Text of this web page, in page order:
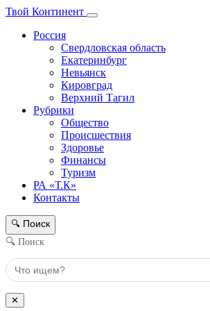
Твой Континент
Россия
Свердловская область
Екатеринбург
Невьянск
Кировград
Верхний Тагил
Рубрики
Общество
Происшествия
Здоровье
Финансы
Туризм
РА «Т.К»
Контакты
🔍 Поиск
🔍 Поиск
✕